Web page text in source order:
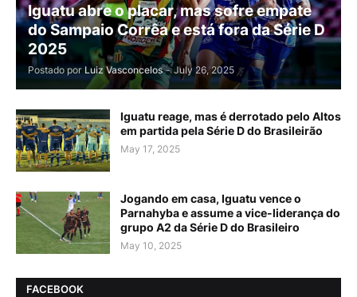
Iguatu abre o placar, mas sofre empate
do Sampaio Corrêa e está fora da Série D
2025
Postado por Luiz Vasconcelos - July 26, 2025
Iguatu reage, mas é derrotado pelo Altos
em partida pela Série D do Brasileirão
May 17, 2025
Jogando em casa, Iguatu vence o
Parnahyba e assume a vice-liderança do
grupo A2 da Série D do Brasileiro
May 10, 2025
FACEBOOK